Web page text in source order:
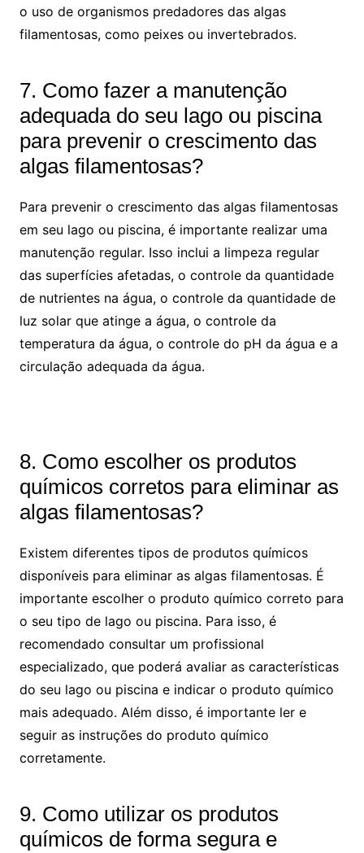
o uso de organismos predadores das algas
filamentosas, como peixes ou invertebrados.
7. Como fazer a manutenção
adequada do seu lago ou piscina
para prevenir o crescimento das
algas filamentosas?
Para prevenir o crescimento das algas filamentosas
em seu lago ou piscina, é importante realizar uma
manutenção regular. Isso inclui a limpeza regular
das superfícies afetadas, o controle da quantidade
de nutrientes na água, o controle da quantidade de
luz solar que atinge a água, o controle da
temperatura da água, o controle do pH da água e a
circulação adequada da água.
8. Como escolher os produtos
químicos corretos para eliminar as
algas filamentosas?
Existem diferentes tipos de produtos químicos
disponíveis para eliminar as algas filamentosas. É
importante escolher o produto químico correto para
o seu tipo de lago ou piscina. Para isso, é
recomendado consultar um profissional
especializado, que poderá avaliar as características
do seu lago ou piscina e indicar o produto químico
mais adequado. Além disso, é importante ler e
seguir as instruções do produto químico
corretamente.
9. Como utilizar os produtos
químicos de forma segura e